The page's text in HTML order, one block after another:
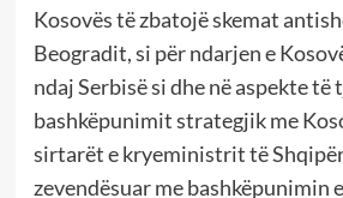
Kosovës të zbatojë skemat
Beogradit, si për ndarjen e
ndaj Serbisë si dhe në aspekte të
bashkëpunimit strategjik me
sirtarët e kryeministrit të
zevendësuar me bashkëpunimin